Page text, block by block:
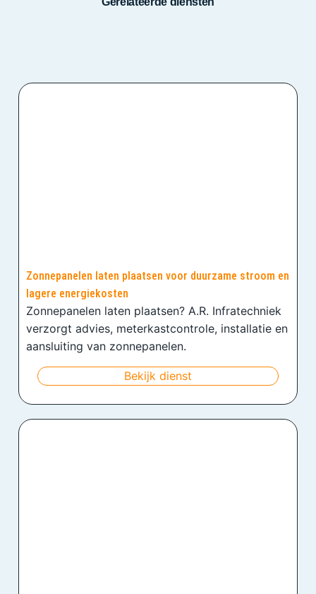
Zonnepanelen laten plaatsen voor duurzame stroom en
lagere energiekosten
Zonnepanelen laten plaatsen? A.R. Infratechniek
verzorgt advies, meterkastcontrole, installatie en
aansluiting van zonnepanelen.
Bekijk dienst